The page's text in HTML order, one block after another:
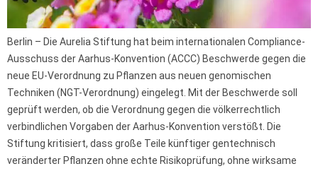
Berlin – Die Aurelia Stiftung hat beim internationalen Compliance-
Ausschuss der Aarhus-Konvention (ACCC) Beschwerde gegen die
neue EU-Verordnung zu Pflanzen aus neuen genomischen
Techniken (NGT-Verordnung) eingelegt. Mit der Beschwerde soll
geprüft werden, ob die Verordnung gegen die völkerrechtlich
verbindlichen Vorgaben der Aarhus-Konvention verstößt. Die
Stiftung kritisiert, dass große Teile künftiger gentechnisch
veränderter Pflanzen ohne echte Risikoprüfung, ohne wirksame